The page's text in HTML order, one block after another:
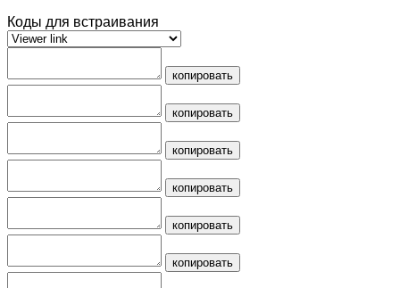
Коды для встраивания
копировать
копировать
копировать
копировать
копировать
копировать